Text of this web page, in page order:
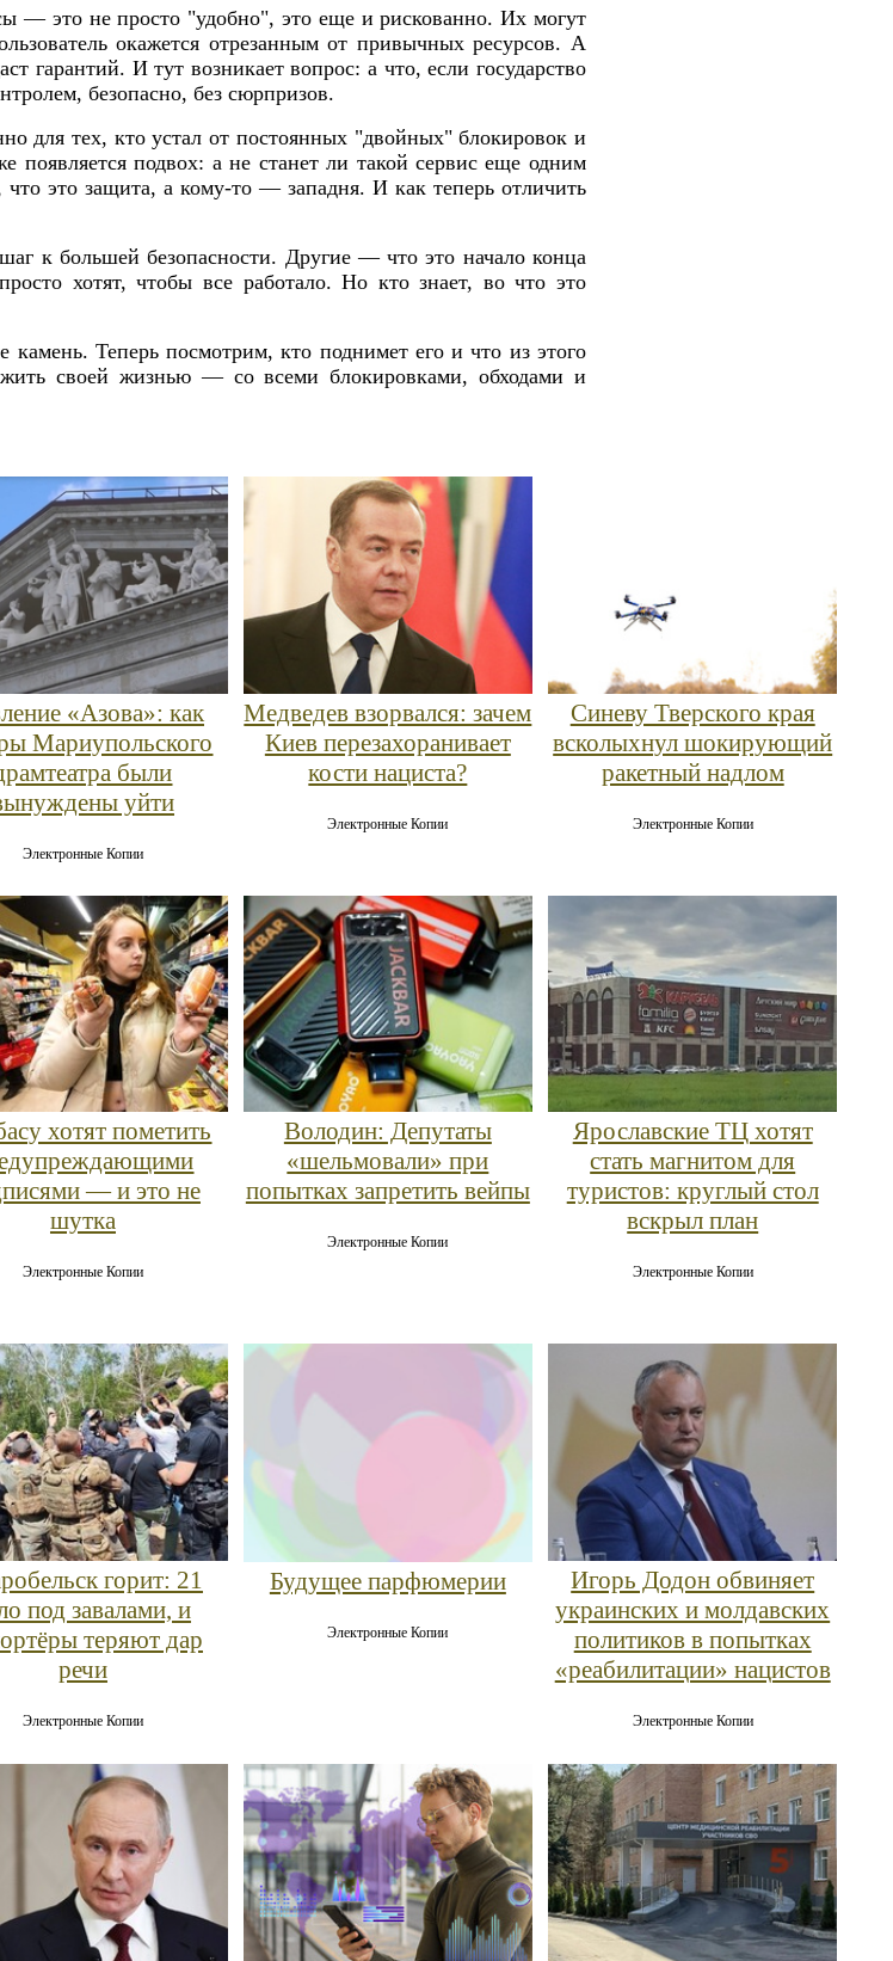
— это не просто "удобно", это еще и рискованно. Их могут
окажется отрезанным от привычных ресурсов. А
гарантий. И тут возникает вопрос: а что, если государство
безопасно, без сюрпризов.
для тех, кто устал от постоянных "двойных" блокировок и
появляется подвох: а не станет ли такой сервис еще одним
это защита, а кому-то — западня. И как теперь отличить
к большей безопасности. Другие — что это начало конца
хотят, чтобы все работало. Но кто знает, во что это
камень. Теперь посмотрим, кто поднимет его и что из этого
своей жизнью — со всеми блокировками, обходами и
«Азова»: как
Мариупольского
были
уйти
Электронные Копии
Медведев взорвался: зачем
Киев перезахоранивает
кости нациста?
Электронные Копии
Синеву Тверского края
всколыхнул шокирующий
ракетный надлом
Электронные Копии
хотят пометить
— и это не
шутка
Электронные Копии
Володин: Депутаты
«шельмовали» при
попытках запретить вейпы
Электронные Копии
Ярославские ТЦ хотят
стать магнитом для
туристов: круглый стол
вскрыл план
Электронные Копии
горит: 21
под завалами, и
теряют дар
речи
Электронные Копии
Будущее парфюмерии
Электронные Копии
Игорь Додон обвиняет
украинских и молдавских
политиков в попытках
«реабилитации» нацистов
Электронные Копии